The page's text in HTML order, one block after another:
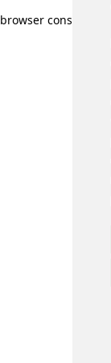
browser console for